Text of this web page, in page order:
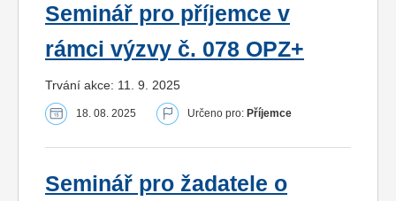
Seminář pro příjemce v
rámci výzvy č. 078 OPZ+
Trvání akce: 11. 9. 2025
18. 08. 2025 Určeno pro: Příjemce
Seminář pro žadatele o